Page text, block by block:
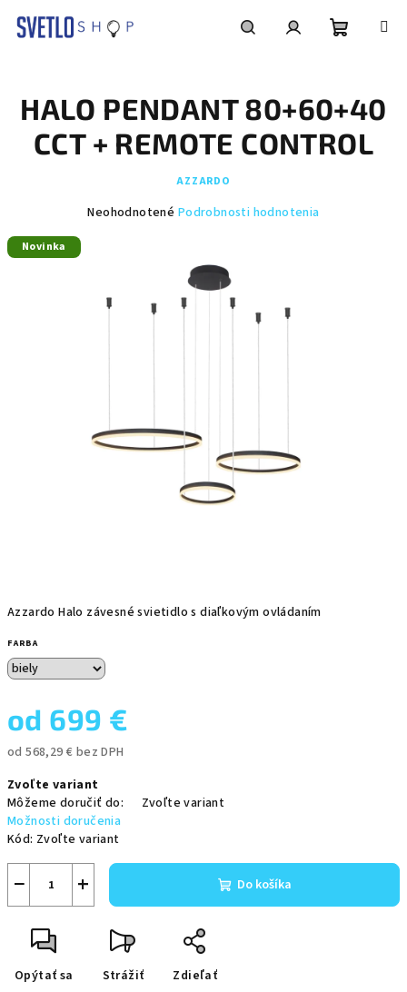
košík
Azzardo Halo závesné svietidlo s diaľkovým ovládaním
FARBA
od 699 €
od568,29 € bez DPH
cena:
Zvoľte variant
Môžeme doručiť do:
Zvoľte variant
Možnosti doručenia
Kód: Zvoľte variant
+
− Do košíka
Opýtať sa Strážiť Zdieľať
HALO PENDANT 80+60+40
CCT + REMOTE CONTROL
AZZARDO
Priemerné
Neohodnotené Podrobnosti hodnotenia
Novinka